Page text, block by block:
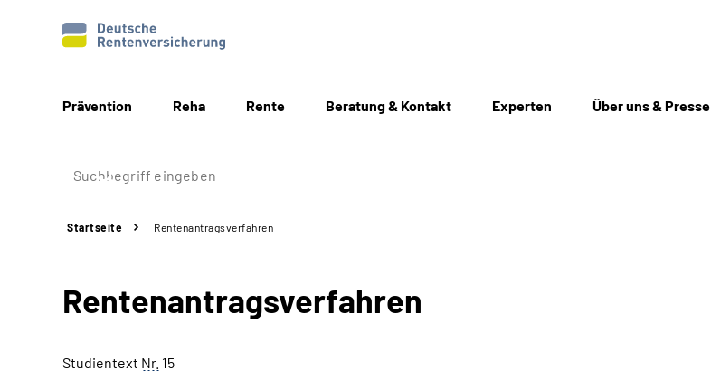
Prävention Reha Rente Beratung & Kontakt Experten Über uns & Presse
Startseite Rentenantragsverfahren
Rentenantragsverfahren
Studientext Nr. 15